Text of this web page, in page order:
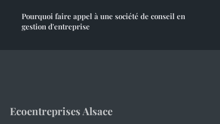
Pourquoi faire appel à une société de conseil en
gestion d'entreprise
Ecoentreprises Alsace